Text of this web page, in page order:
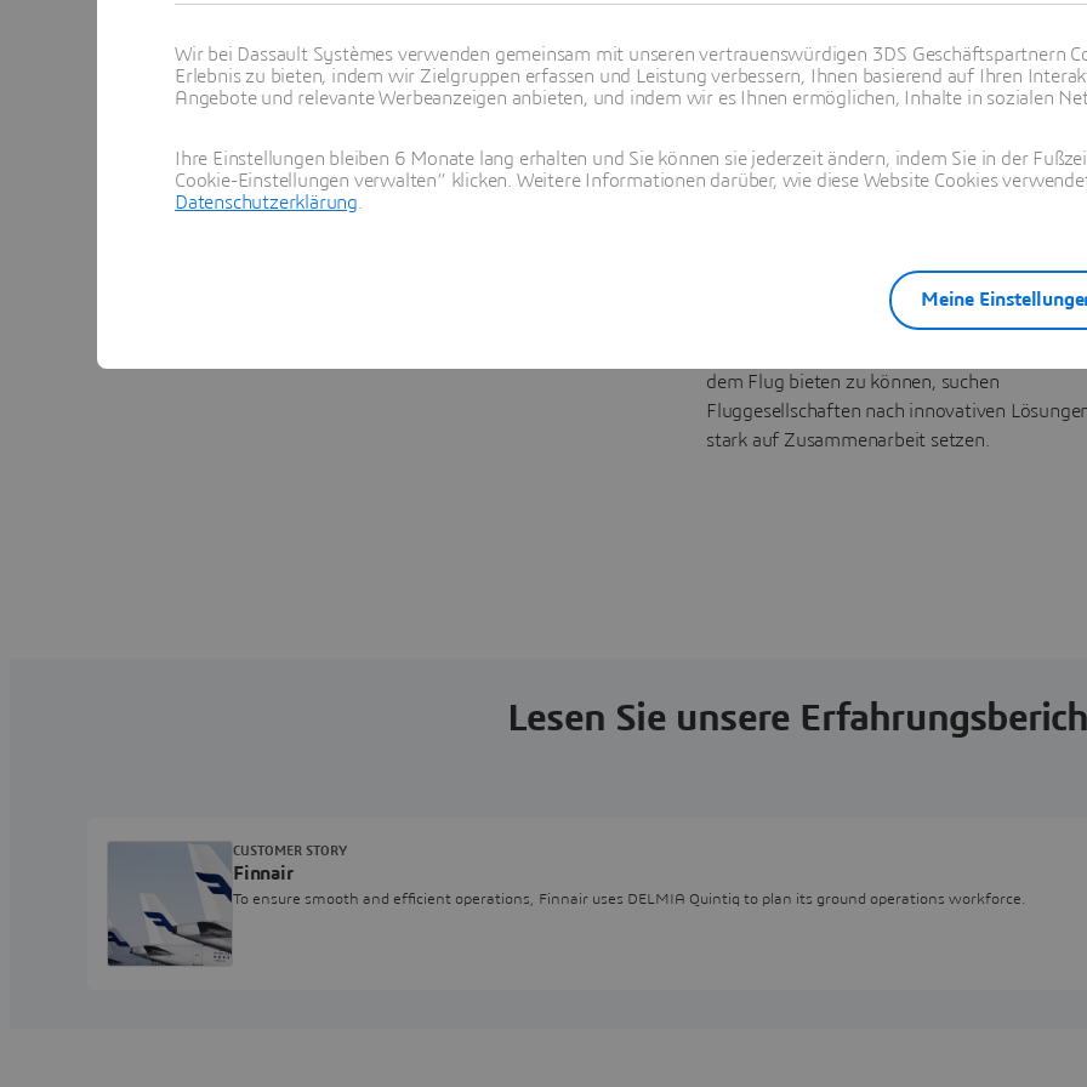
individualisierten Massenfertigung versuchen,
scheitern an der Komplexität der Aufgabe,
Sicherheitsbestimmungen und den allmählich
immer umfangreicher werdenden
Um den Passagieren ein einzigartiges
dem Flug bieten zu können, suchen
Fluggesellschaften nach innovativen
stark auf Zusammenarbeit setzen.
Lesen Sie unsere
Finnair
To ensure smooth and efficient operations, Finnair uses DELMIA Quintiq to plan its ground operations workforce.
CUSTOMER STORY
Wir bei Dassault Systèmes verwenden gemeinsam mit unseren vertrauenswürdigen 3DS Geschäftspartnern
Erlebnis zu bieten, indem wir Zielgruppen erfassen und Leistung verbessern, Ihnen basierend auf Ihren
Angebote und relevante Werbeanzeigen anbieten, und indem wir es Ihnen ermöglichen, Inhalte in sozialen
Ihre Einstellungen bleiben 6 Monate lang erhalten und Sie können sie jederzeit ändern, indem Sie in der
Cookie-Einstellungen verwalten“ klicken. Weitere Informationen darüber, wie diese Website Cookies
Datenschutzerklärung
Meine